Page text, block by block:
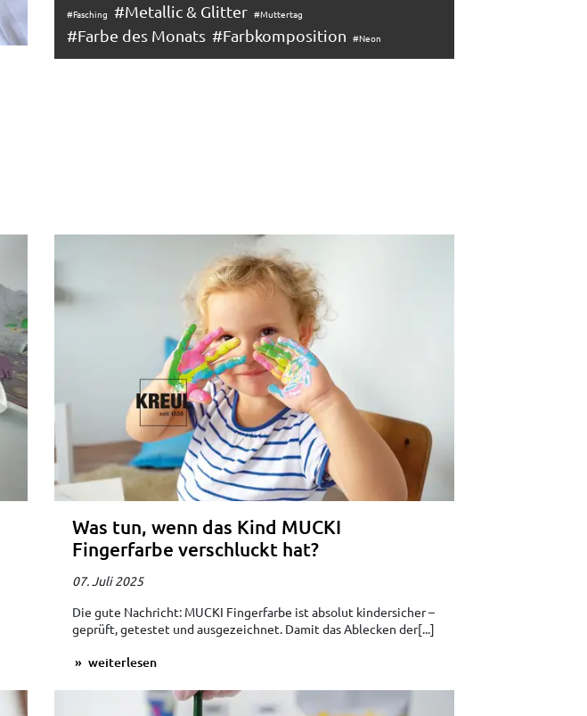
#Fasching #Metallic & Glitter #Muttertag
#Farbe des Monats #Farbkomposition #Neon
Was tun, wenn das Kind MUCKI
Fingerfarbe verschluckt hat?
07. Juli 2025
Die gute Nachricht: MUCKI Fingerfarbe ist absolut kindersicher –
geprüft, getestet und ausgezeichnet. Damit das Ablecken der[...]
weiterlesen